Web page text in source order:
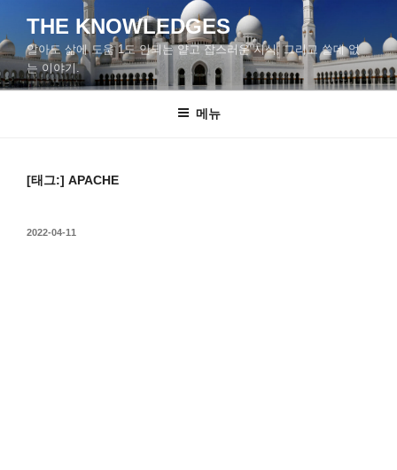
츠
로
바
THE KNOWLEDGES
알아도 삶에 도움 1도 안되는 얕고 잡스러운 지식, 그리고 쓸데 없
는 이야기.
메뉴
[태그:] APACHE
작
2022-04-11